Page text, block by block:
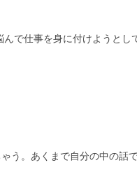
で仕事を身に付けようとし
う。あくまで自分の中の話